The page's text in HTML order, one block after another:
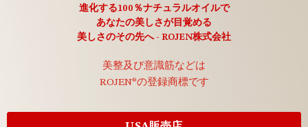
進化する100％ナチュラルオイルで
あなたの美しさが目覚める
美しさのその先へ - ROJEN株式会社
美整及び意識筋などは
ROJEN®の登録商標です